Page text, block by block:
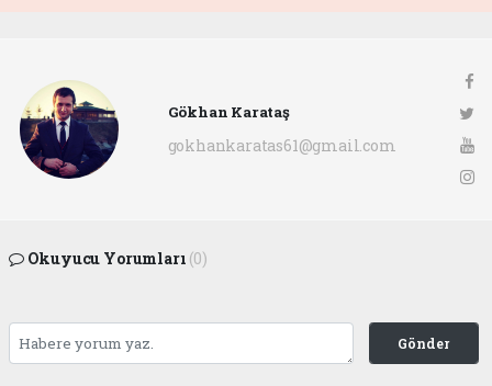
Gökhan Karataş
gokhankaratas61@gmail.com
Okuyucu Yorumları (0)
Gönder